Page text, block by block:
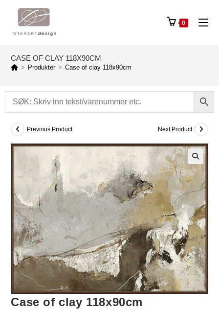
0
CASE OF CLAY 118X90CM
> Produkter > Case of clay 118x90cm
Previous Product Next Product
🔍
Case of clay 118x90cm